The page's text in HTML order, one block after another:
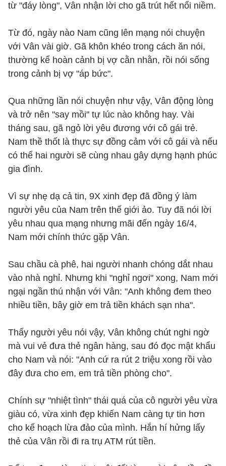
từ "đáy lòng", Vân nhận lời cho gã trút hết nổi niềm.
Từ đó, ngày nào Nam cũng lên mạng nói chuyện
với Vân vài giờ. Gã khôn khéo trong cách ăn nói,
thường kể hoàn cảnh bị vợ cằn nhằn, rồi nói sống
trong cảnh bị vợ "áp bức".
Qua những lần nói chuyện như vậy, Vân động lòng
và trở nên "say mồi" tự lúc nào không hay. Vài
tháng sau, gã ngỏ lời yêu đương với cô gái trẻ.
Nam thề thốt là thực sự đồng cảm với cô gái và nếu
có thể hai người sẽ cùng nhau gây dựng hạnh phúc
gia đình.
Vì sự nhẹ dạ cả tin, 9X xinh đẹp đã đồng ý làm
người yêu của Nam trên thế giới ảo. Tuy đã nói lời
yêu nhau qua mạng nhưng mãi đến ngày 16/4,
Nam mới chính thức gặp Vân.
Sau chầu cà phê, hai người nhanh chóng dắt nhau
vào nhà nghỉ. Nhưng khi "nghỉ ngơi" xong, Nam mới
ngại ngần thú nhận với Vân: "Anh không đem theo
nhiều tiền, bây giờ em trả tiền khách sạn nha".
Thấy người yêu nói vậy, Vân không chút nghi ngờ
mà vui vẻ đưa thẻ ngân hàng, sau đó đọc mật khẩu
cho Nam và nói: "Anh cứ ra rút 2 triệu xong rồi vào
đây đưa cho em, em trả tiền phòng cho".
Chính sự "nhiệt tình" thái quá của cô người yêu vừa
giàu có, vừa xinh đẹp khiến Nam càng tự tin hơn
cho kế hoạch lừa đảo của mình. Hắn hí hửng lấy
thẻ của Vân rồi đi ra trụ ATM rút tiền.